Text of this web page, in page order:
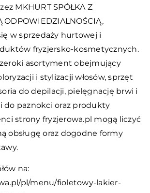
MKHURT SPÓŁKA Z
ODPOWIEDZIALNOŚCIĄ,
w sprzedaży hurtowej i
fryzjersko-kosmetycznych.
asortyment obejmujący
i stylizacji włosów, sprzęt
do depilacji, pielęgnację brwi i
do paznokci oraz produkty
strony fryzjerowa.pl mogą liczyć
obsługę oraz dogodne formy
na:
pl/menu/fioletowy-lakier-